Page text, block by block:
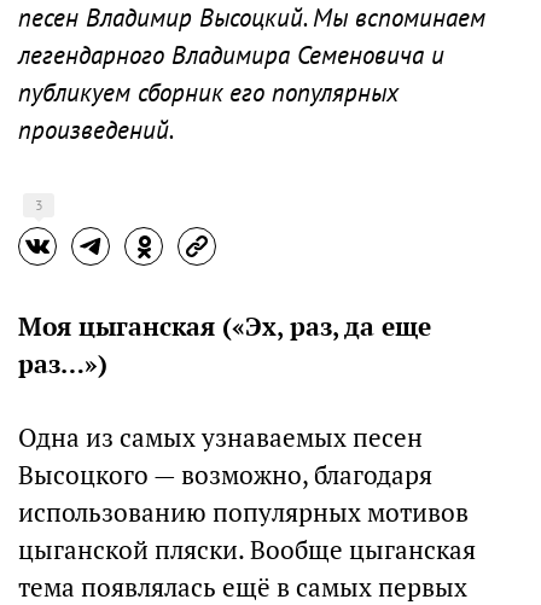
песен Владимир Высоцкий. Мы вспоминаем
легендарного Владимира Семеновича и
публикуем сборник его популярных
произведений.
3
Моя цыганская («Эх, раз, да еще
раз…»)
Одна из самых узнаваемых песен
Высоцкого — возможно, благодаря
использованию популярных мотивов
цыганской пляски. Вообще цыганская
тема появлялась ещё в самых первых